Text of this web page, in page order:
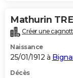
Mathurin
Créer une
Naissance
25/01/1912 à
Décès